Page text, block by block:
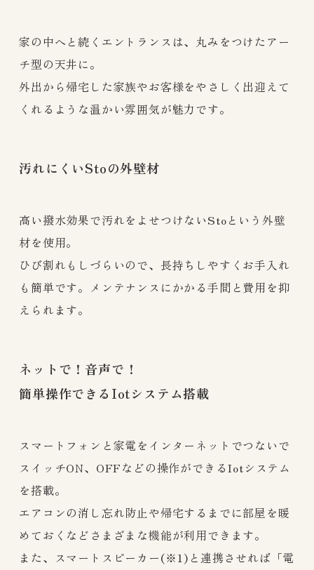
家の中へと続くエントランスは、丸みをつけたアー
チ型の天井に。
外出から帰宅した家族やお客様をやさしく出迎えて
くれるような温かい雰囲気が魅力です。
汚れにくいStoの外壁材
高い撥水効果で汚れをよせつけないStoという外壁
材を使用。
ひび割れもしづらいので、長持ちしやすくお手入れ
も簡単です。メンテナンスにかかる手間と費用を抑
えられます。
ネットで！音声で！
簡単操作できるIotシステム搭載
スマートフォンと家電をインターネットでつないで
スイッチON、OFFなどの操作ができるIotシステム
を搭載。
エアコンの消し忘れ防止や帰宅するまでに部屋を暖
めておくなどさまざまな機能が利用できます。
また、スマートスピーカー(※1)と連携させれば「電